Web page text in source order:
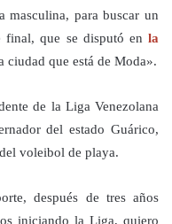
masculina, para buscar un
final, que se disputó en la
ciudad que está de Moda».
de la Liga Venezolana
del estado Guárico,
voleibol de playa.
después de tres años
iniciando la Liga, quiero